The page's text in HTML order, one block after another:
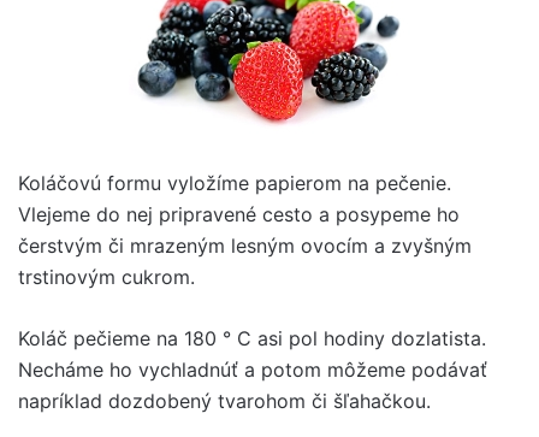
Koláčovú formu vyložíme papierom na pečenie.
Vlejeme do nej pripravené cesto a posypeme ho
čerstvým či mrazeným lesným ovocím a zvyšným
trstinovým cukrom.
Koláč pečieme na 180 ° C asi pol hodiny dozlatista.
Necháme ho vychladnúť a potom môžeme podávať
napríklad dozdobený tvarohom či šľahačkou.